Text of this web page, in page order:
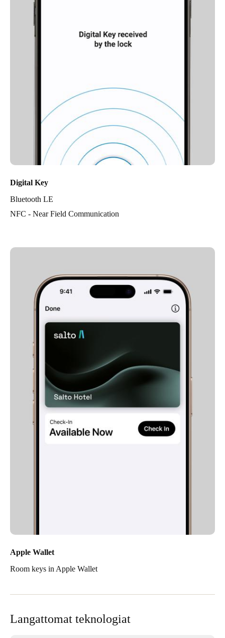
Digital Key
Bluetooth LE
NFC - Near Field Communication
Apple Wallet
Room keys in Apple Wallet
Langattomat teknologiat